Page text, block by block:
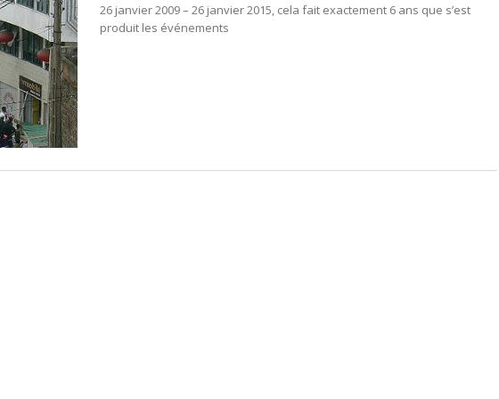
26 janvier 2009 – 26 janvier 2015, cela fait exactement 6 ans que s’est
produit les événements